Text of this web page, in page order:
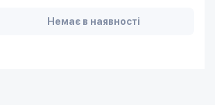
Немає в наявності